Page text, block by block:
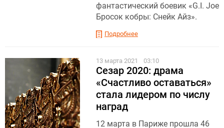
фантастический боевик «G.I. Joe
Бросок кобры: Снейк Айз».
Подробнее
13 марта 2021 03:10
Сезар 2020: драма
«Счастливо оставаться»
стала лидером по числу
наград
12 марта в Париже прошла 46